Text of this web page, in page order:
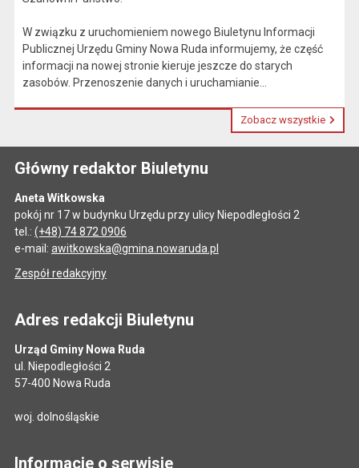
W związku z uruchomieniem nowego Biuletynu Informacji
Publicznej Urzędu Gminy Nowa Ruda informujemy, że część
informacji na nowej stronie kieruje jeszcze do starych
zasobów. Przenoszenie danych i uruchamianie...
Zobacz wszystkie
Główny redaktor Biuletynu
Aneta Witkowska
pokój nr 17 w budynku Urzędu przy ulicy Niepodległości 2
tel.: (+48) 74 872 0906
e-mail: awitkowska@gmina.nowaruda.pl
Zespół redakcyjny
Adres redakcji Biuletynu
Urząd Gminy Nowa Ruda
ul. Niepodległości 2
57-400 Nowa Ruda
woj. dolnośląskie
Informacje o serwisie